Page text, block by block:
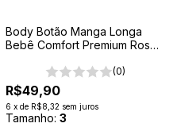
Body Botão Manga Longa
Bebê Comfort Premium Rosa
(0)
R$49,90
6 x de R$8,32 sem juros
Tamanho: 3